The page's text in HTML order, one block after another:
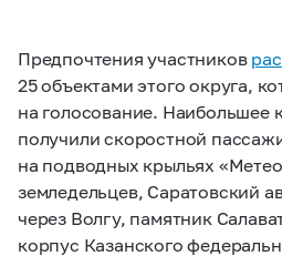
Предпочтения участников
25 объектами этого округа,
на голосование. Наибольшее
получили скоростной
на подводных крыльях
земледельцев, Саратовский
через Волгу, памятник
корпус Казанского